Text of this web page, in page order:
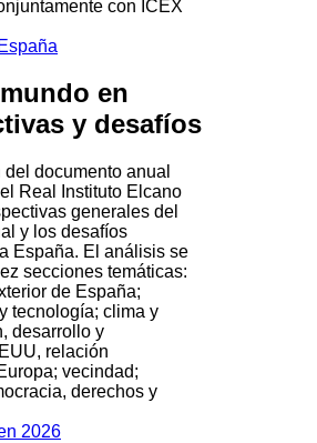
con ICEX
en
y desafíos
documento anual
Real Instituto Elcano
generales del
y los desafíos
España. El análisis se
secciones temáticas:
de España;
tecnología; clima y
desarrollo y
relación
vecindad;
derechos y
2026